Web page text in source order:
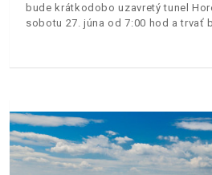
bude krátkodobo uzavretý tunel
sobotu 27. júna od 7:00 hod a trvať